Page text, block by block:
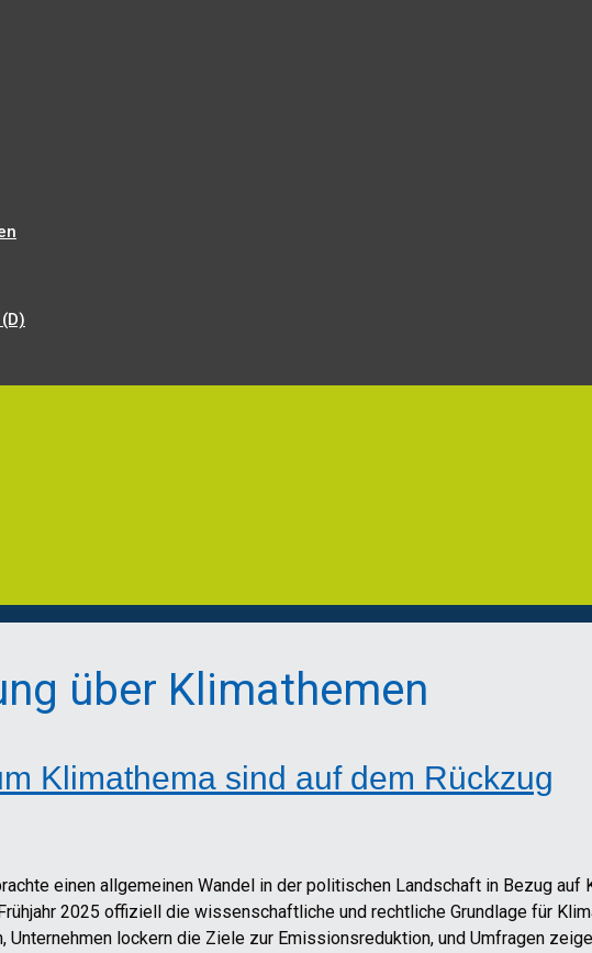
über Klimathemen
Klimathema sind auf dem Rückzug
einen allgemeinen Wandel in der politischen Landschaft in Bezug auf
2025 offiziell die wissenschaftliche und rechtliche Grundlage für
Unternehmen lockern die Ziele zur Emissionsreduktion, und Umfragen